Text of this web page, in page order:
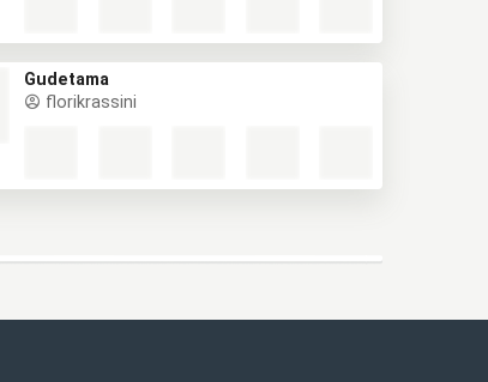
Gudetama
florikrassini